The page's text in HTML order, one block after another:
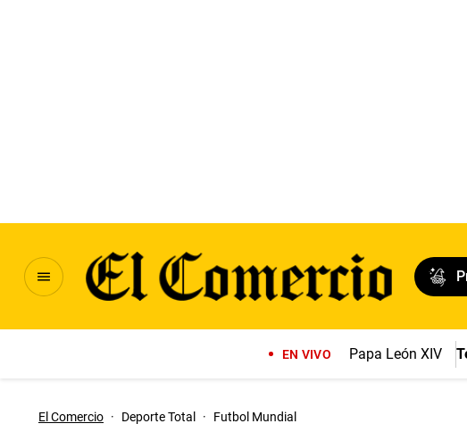
EN VIVO Papa León XIV
El Comercio · Deporte Total · Futbol Mundial